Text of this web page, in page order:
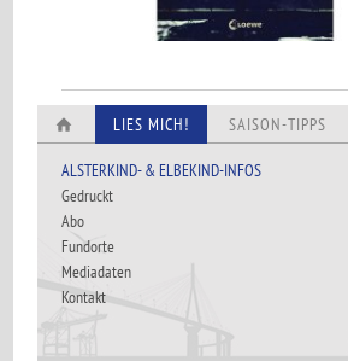
LIES MICH! SAISON-TIPPS
ALSTERKIND- & ELBEKIND-INFOS
Gedruckt
Abo
Fundorte
Mediadaten
Kontakt